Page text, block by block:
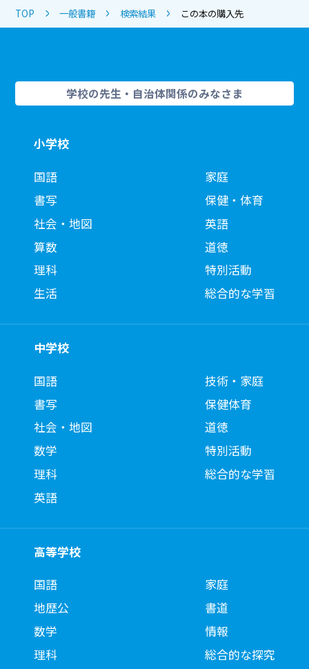
TOP 一般書籍 検索結果 この本の購入先
学校の先生・自治体関係のみなさま
小学校
国語
書写
社会・地図
算数
理科
生活
家庭
保健・体育
英語
道徳
特別活動
総合的な学習
中学校
国語
書写
社会・地図
数学
理科
英語
技術・家庭
保健体育
道徳
特別活動
総合的な学習
高等学校
国語
地歴公
数学
理科
家庭
書道
情報
総合的な探究